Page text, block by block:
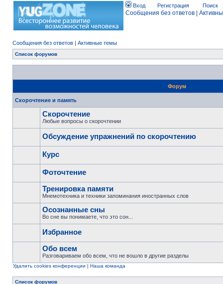
Вход Регистрация Поиск
Сообщения без ответов
Сообщения без ответов | Активные темы
Список форумов
Форум
Скорочтение и память
Скорочтение
Любые вопросы о скорочтении
Обсуждение упражнений по скорочтению
Курс
Фоточтение
Тренировка памяти
Мнемотехника и техники запоминания иностранных слов
Осознанные сны
Во сне вы понимаете, что это сон...
Избранное
Обо всем
Разговариваем обо всем, что не вошло в другие разделы
Удалить cookies конференции | Наша команда
Список форумов